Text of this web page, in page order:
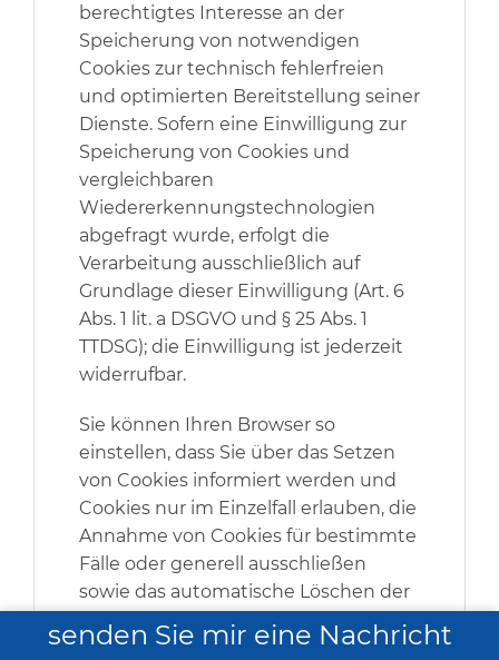
berechtigtes Interesse an der
Speicherung von notwendigen
Cookies zur technisch fehlerfreien
und optimierten Bereitstellung seiner
Dienste. Sofern eine Einwilligung zur
Speicherung von Cookies und
vergleichbaren
Wiedererkennungstechnologien
abgefragt wurde, erfolgt die
Verarbeitung ausschließlich auf
Grundlage dieser Einwilligung (Art. 6
Abs. 1 lit. a DSGVO und § 25 Abs. 1
TTDSG); die Einwilligung ist jederzeit
widerrufbar.
Sie können Ihren Browser so
einstellen, dass Sie über das Setzen
von Cookies informiert werden und
Cookies nur im Einzelfall erlauben, die
Annahme von Cookies für bestimmte
Fälle oder generell ausschließen
sowie das automatische Löschen der
aktivieren. Bei der Deaktivierung von
senden Sie mir eine Nachricht